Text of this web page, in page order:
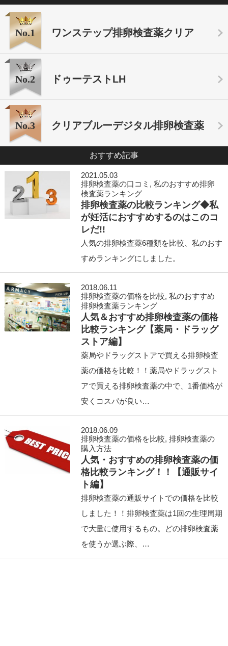
No.1 ワンステップ排卵検査薬クリア
No.2 ドゥーテストLH
No.3 クリアブルーデジタル排卵検査薬
おすすめ記事
2021.05.03
排卵検査薬の口コミ ,私のおすすめ排卵
検査薬ランキング
排卵検査薬の比較ランキング◆私
が妊活におすすめするのはこのコ
レだ!!
人気の排卵検査薬6種類を比較、私のおす
すめランキングにしました。
2018.06.11
排卵検査薬の価格を比較,私のおすすめ
排卵検査薬ランキング
人気＆おすすめ排卵検査薬の価格
比較ランキング【薬局・ドラッグ
ストア編】
薬局やドラッグストアで買える排卵検査
薬の価格を比較！！薬局やドラッグスト
アで買える排卵検査薬の中で、1番価格が
安くコスパが良い…
2018.06.09
排卵検査薬の価格を比較,排卵検査薬の
購入方法
人気・おすすめの排卵検査薬の価
格比較ランキング！！【通販サイ
ト編】
排卵検査薬の通販サイトでの価格を比較
しました！！排卵検査薬は1回の生理周期
で大量に使用するもの。どの排卵検査薬
を使うか選ぶ際、…